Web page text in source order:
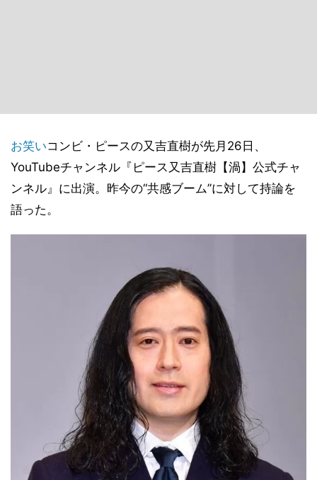
お笑いコンビ・ピースの又吉直樹が先月26日、
YouTubeチャンネル『ピース又吉直樹【渦】公式チャ
ンネル』に出演。昨今の“共感ブーム”に対して持論を
語った。